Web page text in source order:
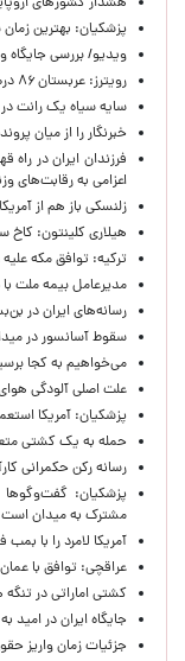
پزشکیان‌: بهترین
ویدیو/ بررسی
رویترز: عربستان ۸۶ درصد از موشک‌های پاتریوت خود را استفاده کرده است
سایه سیاه یک رانت
خبرنگار را از میان
​فرزندان ایران در راه
اعزامی به رقابت‌های
زلنسکی باز هم از
هیلاری کلینتون:
ترکیه: توافق مکه
مدیرعامل بیمه ملت
رسانه‌های ایران در
سقوط آسانسور در میدان
می‌خواهیم به کجا
علت اصلی آلودگی
پزشکیان: آمریکا
حمله به یک کشتی
رسانه رکن حکمرانی
پزشکیان: گفت‌وگوها
مشترک به میدان است
آمریکا لامرد را با
عراقچی: توافق با
کشتی اماراتی در
جایگاه ایران در
جزئیات زمان واریز